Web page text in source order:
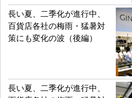
長い夏、二季化が進行中、
百貨店各社の梅雨・猛暑対
策にも変化の波（後編）
長い夏、二季化が進行中、